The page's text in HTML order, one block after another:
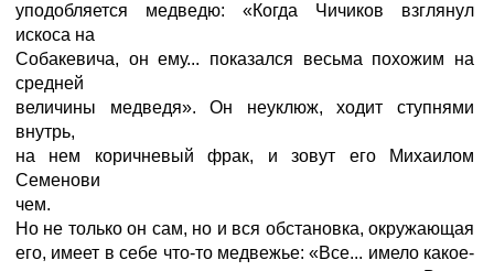
уподобляется медведю: «Когда Чичиков взглянул
искоса на
Собакевича, он ему... показался весьма похожим на
средней
величины медведя». Он неуклюж, ходит ступнями
внутрь,
на нем коричневый фрак, и зовут его Михаилом
Семенови
чем.
Но не только он сам, но и вся обстановка, окружающая
его, имеет в себе что-то медвежье: «Все... имело какое-